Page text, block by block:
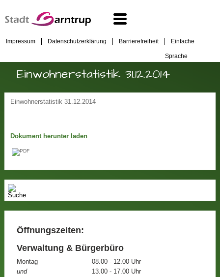
Impressum Datenschutzerklärung Barrierefreiheit Einfache
Sprache
Einwohnerstatistik 31.12.2014
Einwohnerstatistik 31.12.2014
Dokument herunter laden
Öffnungszeiten:
Verwaltung & Bürgerbüro
Montag
08.00 - 12.00 Uhr
und
13.00 - 17.00 Uhr